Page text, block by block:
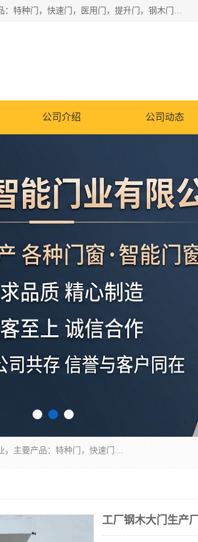
安徽奇道智能门业有限公司是一家专业生产各种门窗、智能门窗的企业，主要产品：特种门，快速门，医用门，提升门，钢木门，智能道闸，钢大门，平移门，卷帘门，保温门，钢制自由门，防火门等，欢迎前来咨询采购。
公司介绍 公司动态
安徽奇道智能门业有限公司是一家专业生产各种门窗、智能门窗的企业，主要产品：特种门，快速门，医用门，提升门，钢木门，智能道闸，钢大门，平移门，卷帘门，保温门，钢制自由门，防火门等，欢迎前来咨询采购。
工厂钢木大门生产